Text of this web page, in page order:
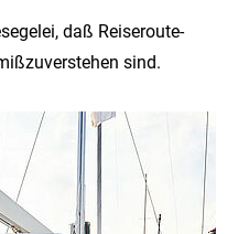
daß Reiseroute-
sind.